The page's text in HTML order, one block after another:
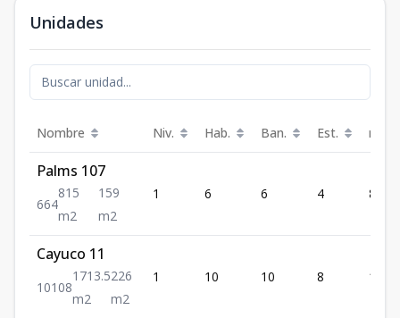
Unidades
Nombre Niv. Hab. Ban. Est. m²
Palms 107
664
815
m2
159
m2
1 6 6 4 815
Cayuco 11
10108
1713.5
m2
226
m2
1 10 10 8